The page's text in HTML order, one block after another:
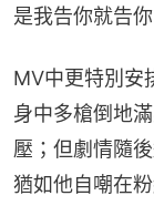
是我告你就告你
MV中更特別安
身中多槍倒地
壓；但劇情隨
猶如他自嘲在